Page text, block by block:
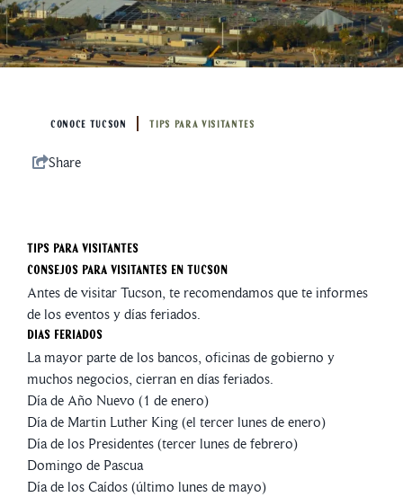
CONOCE TUCSON TIPS PARA VISITANTES
Share
Tips Para Visitantes
Consejos para Visitantes en Tucson
Antes de visitar Tucson, te recomendamos que te informes
de los eventos y días feriados.
Dias Feriados
La mayor parte de los bancos, oficinas de gobierno y
muchos negocios, cierran en días feriados.
Día de Año Nuevo (1 de enero)
Día de Martin Luther King (el tercer lunes de enero)
Día de los Presidentes (tercer lunes de febrero)
Domingo de Pascua
Día de los Caídos (último lunes de mayo)